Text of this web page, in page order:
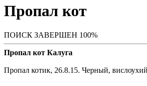
Пропал кот
ПОИСК ЗАВЕРШЕН 100%
Пропал кот Калуга
Пропал котик, 26.8.15. Черный,